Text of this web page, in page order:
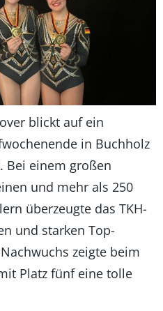
blickt auf ein
in Buchholz
Bei einem großen
und mehr als 250
überzeugte das TKH-
und starken Top-
zeigte beim
Platz fünf eine tolle